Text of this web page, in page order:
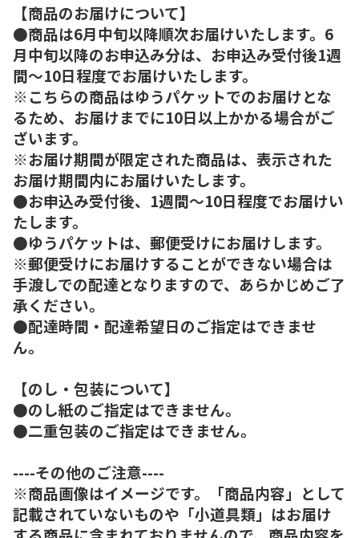
【商品のお届けについて】
●商品は6月中旬以降順次お届けいたします。6
月中旬以降のお申込み分は、お申込み受付後1週
間～10日程度でお届けいたします。
※こちらの商品はゆうパケットでのお届けとな
るため、お届けまでに10日以上かかる場合がご
ざいます。
※お届け期間が限定された商品は、表示された
お届け期間内にお届けいたします。
●お申込み受付後、1週間～10日程度でお届けい
たします。
●ゆうパケットは、郵便受けにお届けします。
※郵便受けにお届けすることができない場合は
手渡しでの配達となりますので、あらかじめご了
承ください。
●配達時間・配達希望日のご指定はできませ
ん。
【のし・包装について】
●のし紙のご指定はできません。
●二重包装のご指定はできません。
----その他のご注意----
※商品画像はイメージです。「商品内容」として
記載されていないものや「小道具類」はお届け